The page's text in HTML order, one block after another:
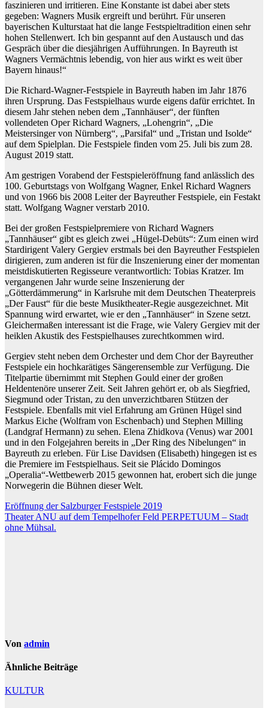
faszinieren und irritieren. Eine Konstante ist dabei aber stets
gegeben: Wagners Musik ergreift und berührt. Für unseren
bayerischen Kulturstaat hat die lange Festspieltradition einen sehr
hohen Stellenwert. Ich bin gespannt auf den Austausch und das
Gespräch über die diesjährigen Aufführungen. In Bayreuth ist
Wagners Vermächtnis lebendig, von hier aus wirkt es weit über
Bayern hinaus!“
Die Richard-Wagner-Festspiele in Bayreuth haben im Jahr 1876
ihren Ursprung. Das Festspielhaus wurde eigens dafür errichtet. In
diesem Jahr stehen neben dem „Tannhäuser“, der fünften
vollendeten Oper Richard Wagners, „Lohengrin“, „Die
Meistersinger von Nürnberg“, „Parsifal“ und „Tristan und Isolde“
auf dem Spielplan. Die Festspiele finden vom 25. Juli bis zum 28.
August 2019 statt.
Am gestrigen Vorabend der Festspieleröffnung fand anlässlich des
100. Geburtstags von Wolfgang Wagner, Enkel Richard Wagners
und von 1966 bis 2008 Leiter der Bayreuther Festspiele, ein Festakt
statt. Wolfgang Wagner verstarb 2010.
Bei der großen Festspielpremiere von Richard Wagners
„Tannhäuser“ gibt es gleich zwei „Hügel-Debüts“: Zum einen wird
Stardirigent Valery Gergiev erstmals bei den Bayreuther Festspielen
dirigieren, zum anderen ist für die Inszenierung einer der momentan
meistdiskutierten Regisseure verantwortlich: Tobias Kratzer. Im
vergangenen Jahr wurde seine Inszenierung der
„Götterdämmerung“ in Karlsruhe mit dem Deutschen Theaterpreis
„Der Faust“ für die beste Musiktheater-Regie ausgezeichnet. Mit
Spannung wird erwartet, wie er den „Tannhäuser“ in Szene setzt.
Gleichermaßen interessant ist die Frage, wie Valery Gergiev mit der
heiklen Akustik des Festspielhauses zurechtkommen wird.
Gergiev steht neben dem Orchester und dem Chor der Bayreuther
Festspiele ein hochkarätiges Sängerensemble zur Verfügung. Die
Titelpartie übernimmt mit Stephen Gould einer der großen
Heldentenöre unserer Zeit. Seit Jahren gehört er, ob als Siegfried,
Siegmund oder Tristan, zu den unverzichtbaren Stützen der
Festspiele. Ebenfalls mit viel Erfahrung am Grünen Hügel sind
Markus Eiche (Wolfram von Eschenbach) und Stephen Milling
(Landgraf Hermann) zu sehen. Elena Zhidkova (Venus) war 2001
und in den Folgejahren bereits in „Der Ring des Nibelungen“ in
Bayreuth zu erleben. Für Lise Davidsen (Elisabeth) hingegen ist es
die Premiere im Festspielhaus. Seit sie Plácido Domingos
„Operalia“-Wettbewerb 2015 gewonnen hat, erobert sich die junge
Norwegerin die Bühnen dieser Welt.
Beitragsnavigation
Eröffnung der Salzburger Festspiele 2019
Theater ANU auf dem Tempelhofer Feld PERPETUUM – Stadt
ohne Mühsal.
Von admin
Ähnliche Beiträge
KULTUR